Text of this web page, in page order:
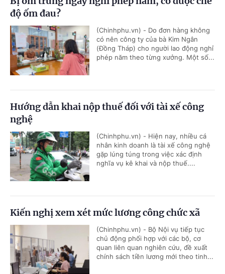
độ ốm đau?
(Chinhphu.vn) - Do đơn hàng không
có nên công ty của bà Kim Ngân
(Đồng Tháp) cho người lao động nghỉ
phép năm theo từng xưởng. Một số...
Hướng dẫn khai nộp thuế đối với tài xế công
nghệ
(Chinhphu.vn) - Hiện nay, nhiều cá
nhân kinh doanh là tài xế công nghệ
gặp lúng túng trong việc xác định
nghĩa vụ kê khai và nộp thuế....
Kiến nghị xem xét mức lương công chức xã
(Chinhphu.vn) - Bộ Nội vụ tiếp tục
chủ động phối hợp với các bộ, cơ
quan liên quan nghiên cứu, đề xuất
chính sách tiền lương mới theo tinh...